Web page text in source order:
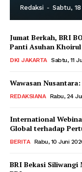
Redaksi - Sabtu,
Jumat Berkah, BRI
Panti Asuhan
DKI JAKARTA Sabtu, 11
Wawasan
REDAKSIANA Rabu, 24
International
Global terhadap
BERITA Rabu, 10 Juni
BRI Bekasi Siliwangi